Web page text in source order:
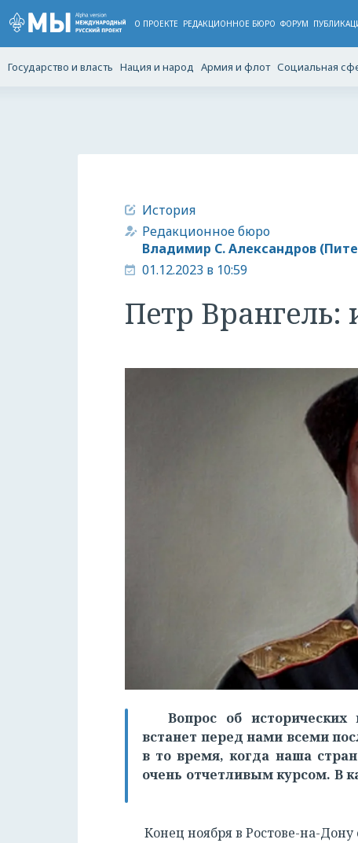
О ПРОЕКТЕ РЕДАКЦИОННОЕ БЮРО ФОРУМ
Государство и власть Нация и народ Армия и флот Социальная
История
Редакционное бюро
Владимир С. Александров
01.12.2023 в 10:59
Петр Врангель:
Вопрос об
встанет перед нами всеми
в то время, когда наша
очень отчетливым курсом. В
Конец ноября в Ростове-на-